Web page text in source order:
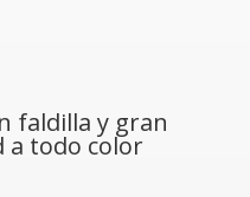
faldilla y gran
a todo color